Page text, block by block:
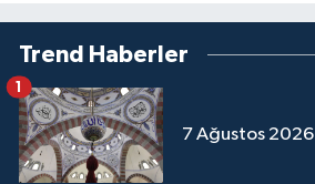
Trend Haberler
7 Ağustos
1
Yozgat Müftülüğü
Zonguldak Müftülüğü